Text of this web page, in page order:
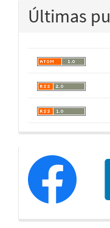
Últimas